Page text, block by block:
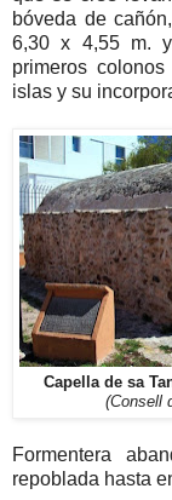
bóveda de
6,30 x 4,55 m.
primeros
islas y su
Capella de sa
(Consell
Formentera
repoblada hasta